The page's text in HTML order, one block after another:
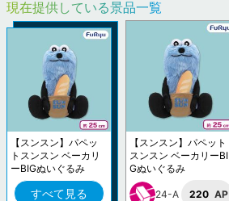
現在提供している景品一覧
【スンスン】パペッ
トスンスン ベーカリ
ーBIGぬいぐるみ
すべて見る
【スンスン】パペット
スンスン ベーカリーBI
Gぬいぐるみ
24-A 220 AP